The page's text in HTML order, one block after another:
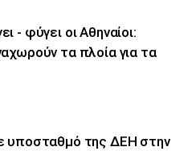
- φύγει οι Αθηναίοι:
τα πλοία για τα
υποσταθμό της ΔΕΗ στην